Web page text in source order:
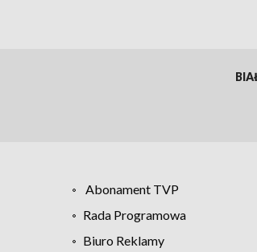
Abonament TVP
Rada Programowa
Biuro Reklamy